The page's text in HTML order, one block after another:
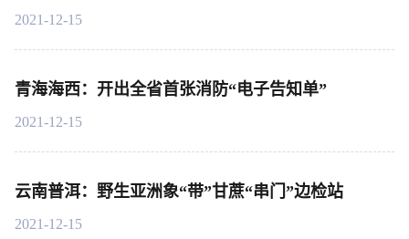
2021-12-15
青海海西：开出全省首张消防“电子告知单”
2021-12-15
云南普洱：野生亚洲象“带”甘蔗“串门”边检站
2021-12-15